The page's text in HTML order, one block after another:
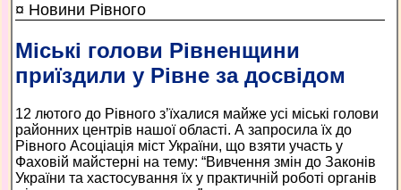
¤ Новини Рівного
Міські голови Рівненщини
приїздили у Рівне за досвідом
12 лютого до Рівного з’їхалися майже усі міські голови
районних центрів нашої області. А запросила їх до
Рівного Асоціація міст України, що взяти участь у
Фаховій майстерні на тему: “Вивчення змін до Законів
України та хастосування їх у практичній роботі органів